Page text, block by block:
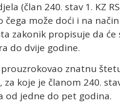
(član 240. stav 1. KZ
može doći i na
zakonik propisuje da će
do dvije godine.
znatnu
koje je članom 240.
od jedne do pet godina.